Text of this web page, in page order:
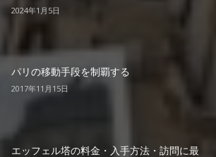
2024年1月5日
パリの移動手段を制覇する
2017年11月15日
エッフェル塔の料金・入手方法・訪問に最